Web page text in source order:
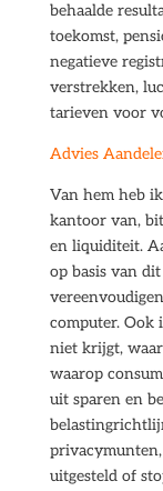
behaalde
toekomst,
negatieve
verstrekken,
tarieven voor
Advies
Van hem heb
kantoor van,
en liquiditeit.
op basis van
computer. Ook
niet krijgt,
waarop
uit sparen en
uitgesteld of